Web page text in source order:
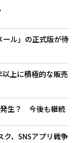
ル」の正式版が待
上に積極的な販売
発生？ 今後も継続
、SNSアプリ戦争